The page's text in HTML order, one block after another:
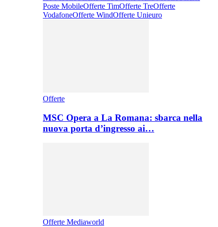
Poste MobileOfferte TimOfferte TreOfferte
VodafoneOfferte WindOfferte Unieuro
Offerte
MSC Opera a La Romana: sbarca nella
nuova porta d’ingresso ai…
Offerte Mediaworld